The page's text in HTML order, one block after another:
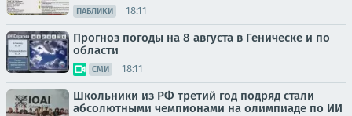
ПАБЛИКИ 18:11
Прогноз погоды на 8 августа в Геническе и по
области
СМИ 18:11
Школьники из РФ третий год подряд стали
абсолютными чемпионами на олимпиаде по ИИ